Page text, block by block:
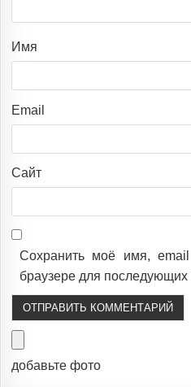
Имя
Email
Сайт
Сохранить моё имя,
браузере для
добавьте фото